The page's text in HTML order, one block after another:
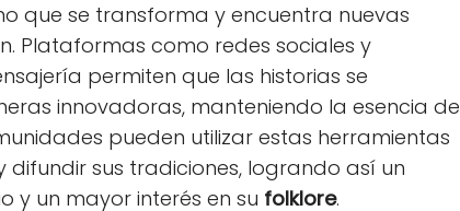
que se transforma y encuentra nuevas
Plataformas como redes sociales y
permiten que las historias se
innovadoras, manteniendo la esencia de
pueden utilizar estas herramientas
sus tradiciones, logrando así un
y un mayor interés en su folklore.